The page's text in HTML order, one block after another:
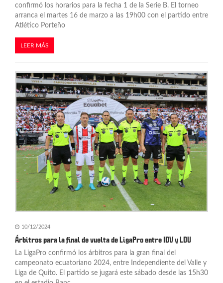
confirmó los horarios para la fecha 1 de la Serie B. El torneo
arranca el martes 16 de marzo a las 19h00 con el partido entre
Atlético Porteño
LEER MÁS
10/12/2024
Árbitros para la final de vuelta de LigaPro entre IDV y LDU
La LigaPro confirmó los árbitros para la gran final del
campeonato ecuatoriano 2024, entre Independiente del Valle y
Liga de Quito. El partido se jugará este sábado desde las 15h30